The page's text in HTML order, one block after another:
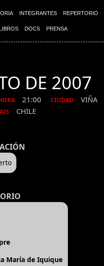
INTEGRANTES REPERTORIO
DOCS PRENSA
DE 2007
21:00 CIUDAD
VIÑA
CHILE
María de Iquique